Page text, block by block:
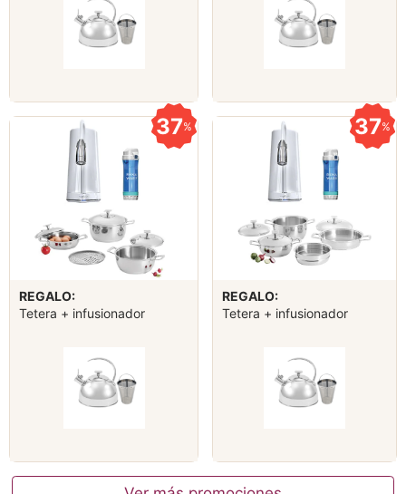
37%
REGALO:
Tetera + infusionador
37%
REGALO:
Tetera + infusionador